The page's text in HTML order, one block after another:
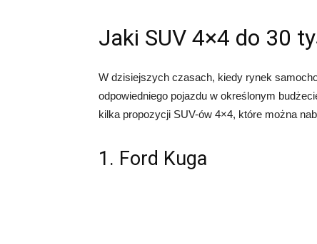
Jaki SUV 4×4 do 30
W dzisiejszych czasach, kiedy rynek
odpowiedniego pojazdu w określonym
kilka propozycji SUV-ów 4×4, które można
1. Ford Kuga